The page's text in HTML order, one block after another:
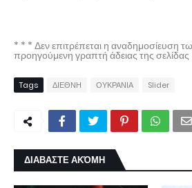
* * * Δεν επιτρέπεται η αναδημοσίευση
προηγούμενη γραπτή άδειας της σελίδας
Tags ΔΙΕΘΝΗ ΟΥΚΡΑΝΙΑ Slider
ΔΙΑΒΑΣΤΕ ΑΚΌΜΗ